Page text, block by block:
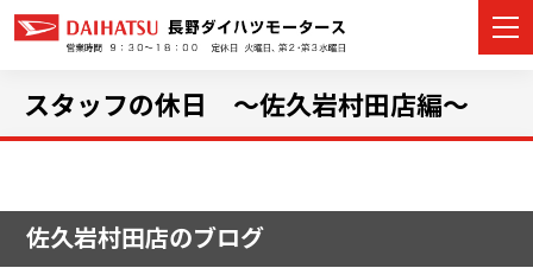
スタッフの休日 ～佐久岩村田店編～
佐久岩村田店のブログ